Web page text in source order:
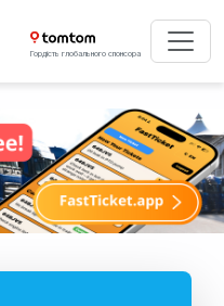
Гордість глобального спонсора